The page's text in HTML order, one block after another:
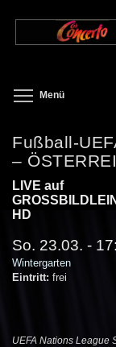
zum
Menü
Fußball-
–
LIVE auf
HD
So. 23.03. -
Wintergarten
Eintritt: frei
UEFA Nations League